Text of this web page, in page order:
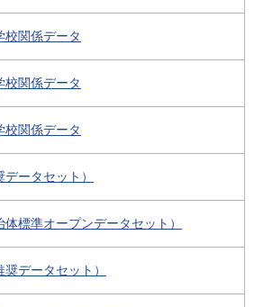
関係データ
関係データ
関係データ
ータセット）
標準オープンデータセット）
データセット）